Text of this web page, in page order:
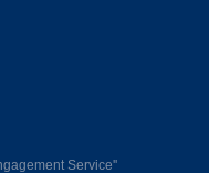
Service''